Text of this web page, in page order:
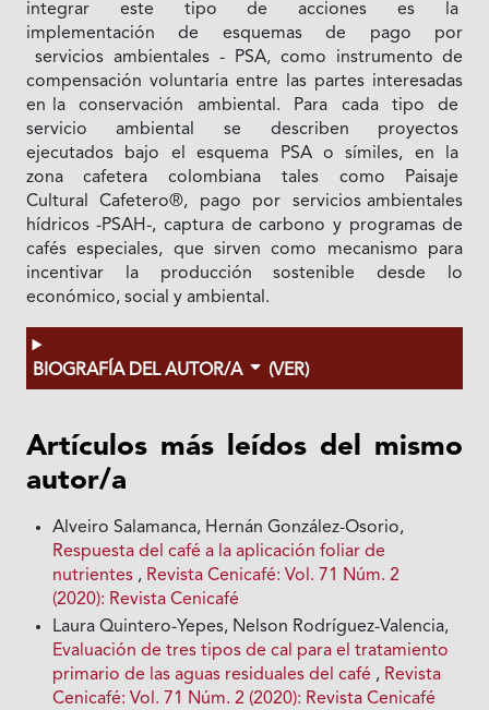
integrar este tipo de acciones es la
implementación de esquemas de pago por
servicios ambientales - PSA, como instrumento de
compensación voluntaria entre las partes interesadas
en la conservación ambiental. Para cada tipo de
servicio ambiental se describen proyectos
ejecutados bajo el esquema PSA o símiles, en la
zona cafetera colombiana tales como Paisaje
Cultural Cafetero®, pago por servicios ambientales
hídricos -PSAH-, captura de carbono y programas de
cafés especiales, que sirven como mecanismo para
incentivar la producción sostenible desde lo
económico, social y ambiental.
BIOGRAFÍA DEL AUTOR/A (VER)
Artículos más leídos del mismo
autor/a
Alveiro Salamanca, Hernán González-Osorio,
Respuesta del café a la aplicación foliar de
nutrientes , Revista Cenicafé: Vol. 71 Núm. 2
(2020): Revista Cenicafé
Laura Quintero-Yepes, Nelson Rodríguez-Valencia,
Evaluación de tres tipos de cal para el tratamiento
primario de las aguas residuales del café , Revista
Cenicafé: Vol. 71 Núm. 2 (2020): Revista Cenicafé